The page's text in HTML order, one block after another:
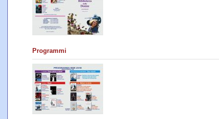
Programmi